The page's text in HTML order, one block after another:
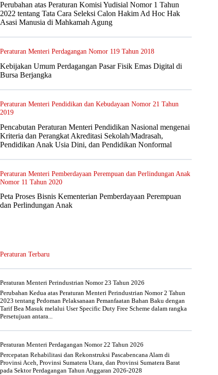
Perubahan atas Peraturan Komisi Yudisial Nomor 1 Tahun
2022 tentang Tata Cara Seleksi Calon Hakim Ad Hoc Hak
Asasi Manusia di Mahkamah Agung
Peraturan Menteri Perdagangan Nomor 119 Tahun 2018
Kebijakan Umum Perdagangan Pasar Fisik Emas Digital di
Bursa Berjangka
Peraturan Menteri Pendidikan dan Kebudayaan Nomor 21 Tahun
2019
Pencabutan Peraturan Menteri Pendidikan Nasional mengenai
Kriteria dan Perangkat Akreditasi Sekolah/Madrasah,
Pendidikan Anak Usia Dini, dan Pendidikan Nonformal
Peraturan Menteri Pemberdayaan Perempuan dan Perlindungan Anak
Nomor 11 Tahun 2020
Peta Proses Bisnis Kementerian Pemberdayaan Perempuan
dan Perlindungan Anak
Peraturan Terbaru
Peraturan Menteri Perindustrian Nomor 23 Tahun 2026
Perubahan Kedua atas Peraturan Menteri Perindustrian Nomor 2 Tahun
2023 tentang Pedoman Pelaksanaan Pemanfaatan Bahan Baku dengan
Tarif Bea Masuk melalui User Specific Duty Free Scheme dalam rangka
Persetujuan antara...
Peraturan Menteri Perdagangan Nomor 22 Tahun 2026
Percepatan Rehabilitasi dan Rekonstruksi Pascabencana Alam di
Provinsi Aceh, Provinsi Sumatera Utara, dan Provinsi Sumatera Barat
pada Sektor Perdagangan Tahun Anggaran 2026-2028